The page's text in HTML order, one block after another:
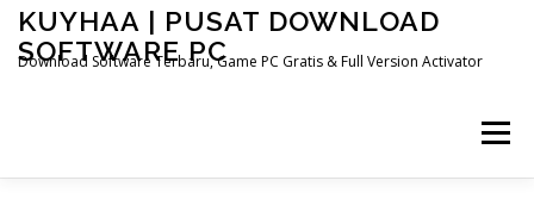
Skip
content
KUYHAA | PUSAT DOWNLOAD
SOFTWARE PC
Download Software Terbaru, Game PC Gratis & Full Version Activator
Menu